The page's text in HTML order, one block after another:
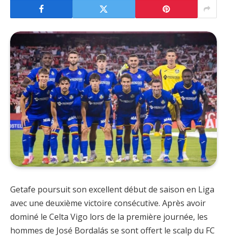
Getafe poursuit son excellent début de saison en Liga
avec une deuxième victoire consécutive. Après avoir
dominé le Celta Vigo lors de la première journée, les
hommes de José Bordalás se sont offert le scalp du FC